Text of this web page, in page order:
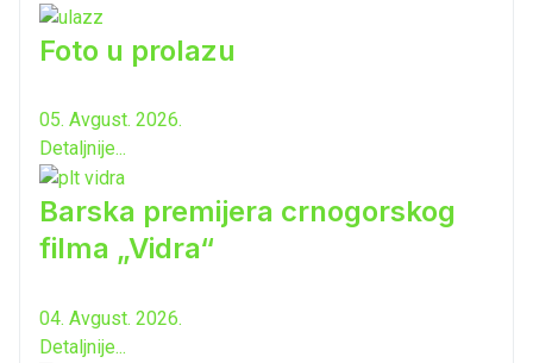
Foto u prolazu
05. Avgust. 2026.
Detaljnije...
Barska premijera crnogorskog
filma „Vidra“
04. Avgust. 2026.
Detaljnije...